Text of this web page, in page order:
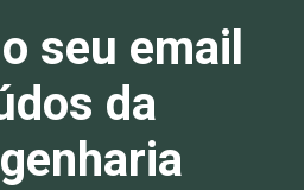
seu email
da